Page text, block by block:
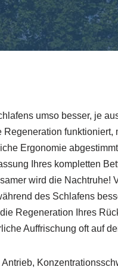
umso besser, je
funktioniert,
Ergonomie
Ihres kompletten
wird die Nachtruhe!
des Schlafens
Regeneration Ihres
Auffrischung oft auf